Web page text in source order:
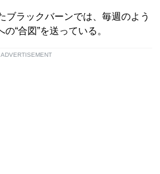
ラックバーンでは、毎週のよう
“合図”を送っている。
ADVERTISEMENT